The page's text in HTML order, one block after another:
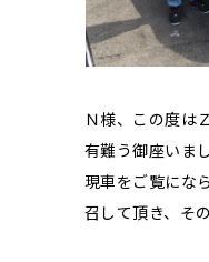
Ｎ様、この度は
有難う御座いまし
現車をご覧にな
召して頂き、そ